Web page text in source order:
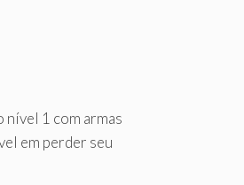
nível 1 com armas
em perder seu